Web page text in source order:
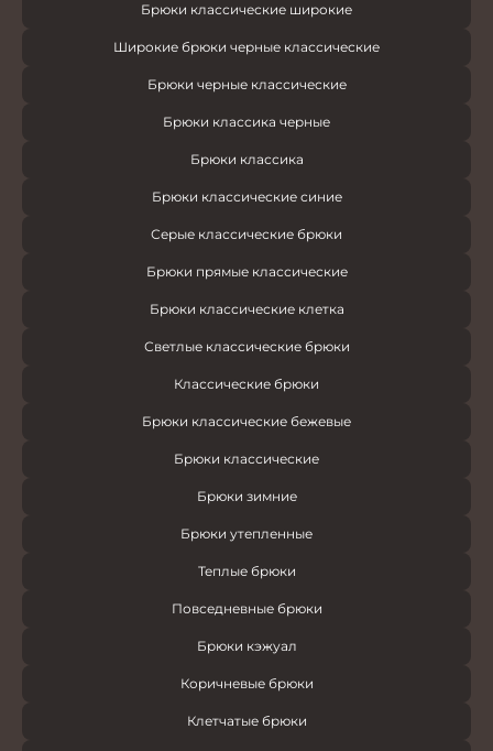
Брюки классические широкие
Широкие брюки черные классические
Брюки черные классические
Брюки классика черные
Брюки классика
Брюки классические синие
Серые классические брюки
Брюки прямые классические
Брюки классические клетка
Светлые классические брюки
Классические брюки
Брюки классические бежевые
Брюки классические
Брюки зимние
Брюки утепленные
Теплые брюки
Повседневные брюки
Брюки кэжуал
Коричневые брюки
Клетчатые брюки